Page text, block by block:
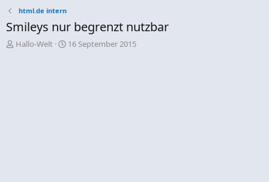
html.de intern
Smileys nur begrenzt nutzbar
E
Hallo-Welt
E16 September 2015